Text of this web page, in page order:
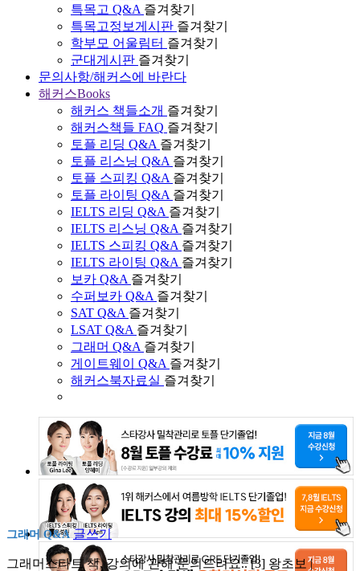
특목고 Q&A 즐겨찾기
특목고정보게시판 즐겨찾기
학부모 어울림터 즐겨찾기
군대게시판 즐겨찾기
문의사항/해커스에 바란다
해커스Books
해커스 책들소개 즐겨찾기
해커스책들 FAQ 즐겨찾기
토플 리딩 Q&A 즐겨찾기
토플 리스닝 Q&A 즐겨찾기
토플 스피킹 Q&A 즐겨찾기
토플 라이팅 Q&A 즐겨찾기
IELTS 리딩 Q&A 즐겨찾기
IELTS 리스닝 Q&A 즐겨찾기
IELTS 스피킹 Q&A 즐겨찾기
IELTS 라이팅 Q&A 즐겨찾기
보카 Q&A 즐겨찾기
수퍼보카 Q&A 즐겨찾기
SAT Q&A 즐겨찾기
LSAT Q&A 즐겨찾기
그래머 Q&A 즐겨찾기
게이트웨이 Q&A 즐겨찾기
해커스북자료실 즐겨찾기
그래머 Q&A 글쓰기
그래머스타트 책, 강의에 관해 문의드려요..[3] 왕초보 |